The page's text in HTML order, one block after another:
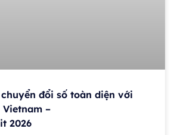
đổi số toàn diện với
–
2026